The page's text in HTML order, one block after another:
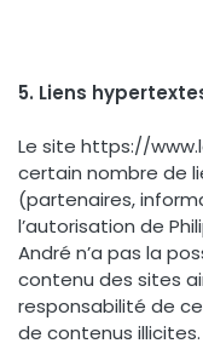
5. Liens
Le site https://
certain nombre de
(partenaires,
l’autorisation de
André n’a pas la
contenu des sites
responsabilité de
de contenus illicites.